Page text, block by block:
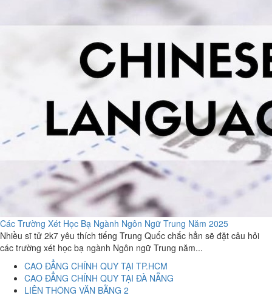
Các Trường Xét Học Bạ Ngành Ngôn Ngữ Trung Năm 2025
Nhiều sĩ tử 2k7 yêu thích tiếng Trung Quốc chắc hẳn sẽ đặt câu hỏi
các trường xét học bạ ngành Ngôn ngữ Trung năm...
CAO ĐẲNG CHÍNH QUY TẠI TP.HCM
CAO ĐẲNG CHÍNH QUY TẠI ĐÀ NẴNG
LIÊN THÔNG VĂN BẰNG 2